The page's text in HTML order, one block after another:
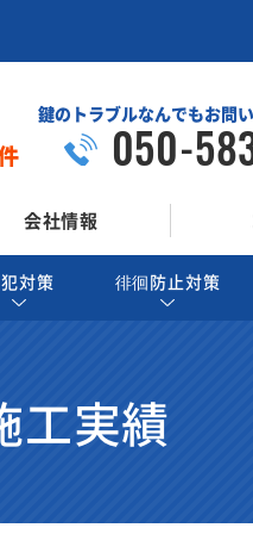
鍵のトラブルなんでもお問
050-
会社情報
対策 徘徊防止対策
工実績